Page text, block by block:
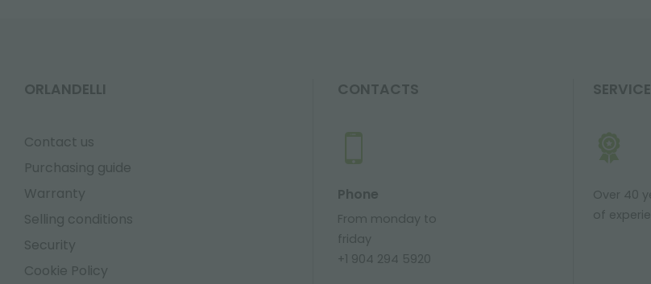
ORLANDELLI
Contact us
Purchasing guide
Warranty
Selling conditions
Security
Cookie Policy
CONTACTS
Phone
From monday to
friday
+1 904 294 5920
Over 40
of